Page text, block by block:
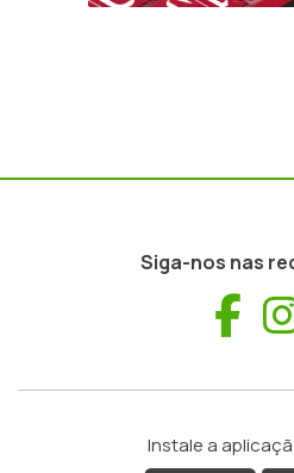
Siga-nos nas
Instale a